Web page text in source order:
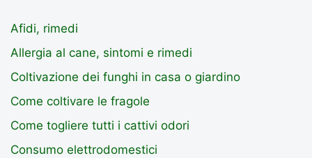
Afidi, rimedi
Allergia al cane, sintomi e rimedi
Coltivazione dei funghi in casa o giardino
Come coltivare le fragole
Come togliere tutti i cattivi odori
Consumo elettrodomestici